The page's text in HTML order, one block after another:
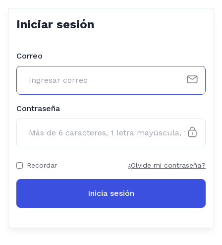
Iniciar sesión
Correo
Contraseña
Recordar ¿Olvide mi contraseña?